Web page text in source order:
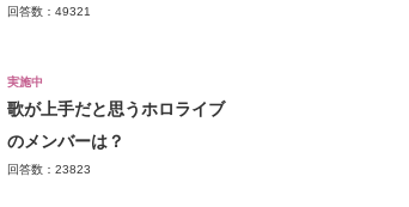
回答数：49321
実施中
歌が上手だと思うホロライブ
のメンバーは？
回答数：23823